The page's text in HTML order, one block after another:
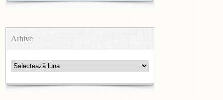
Arhive
Arhive